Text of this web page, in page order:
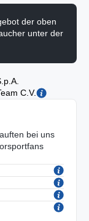
der oben
unter der
C.V.
bei uns